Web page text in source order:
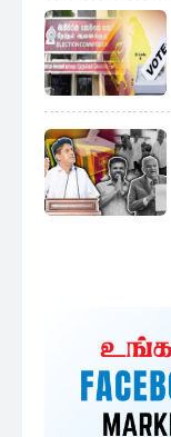
முக்கிய
எமது
அதிகம்